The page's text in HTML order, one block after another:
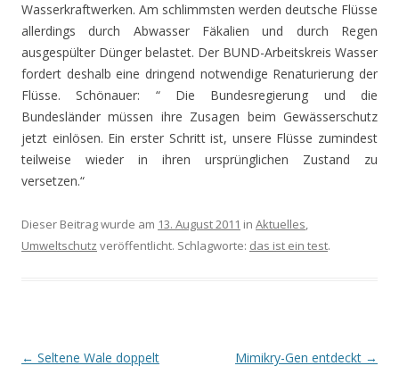
Wasserkraftwerken. Am schlimmsten werden deutsche Flüsse
allerdings durch Abwasser Fäkalien und durch Regen
ausgespülter Dünger belastet. Der BUND-Arbeitskreis Wasser
fordert deshalb eine dringend notwendige Renaturierung der
Flüsse. Schönauer: “ Die Bundesregierung und die
Bundesländer müssen ihre Zusagen beim Gewässerschutz
jetzt einlösen. Ein erster Schritt ist, unsere Flüsse zumindest
teilweise wieder in ihren ursprünglichen Zustand zu
versetzen.“
Dieser Beitrag wurde am 13. August 2011 in Aktuelles,
Umweltschutz veröffentlicht. Schlagworte: das ist ein test.
Beitrags-
← Seltene Wale doppelt
Mimikry-Gen entdeckt →